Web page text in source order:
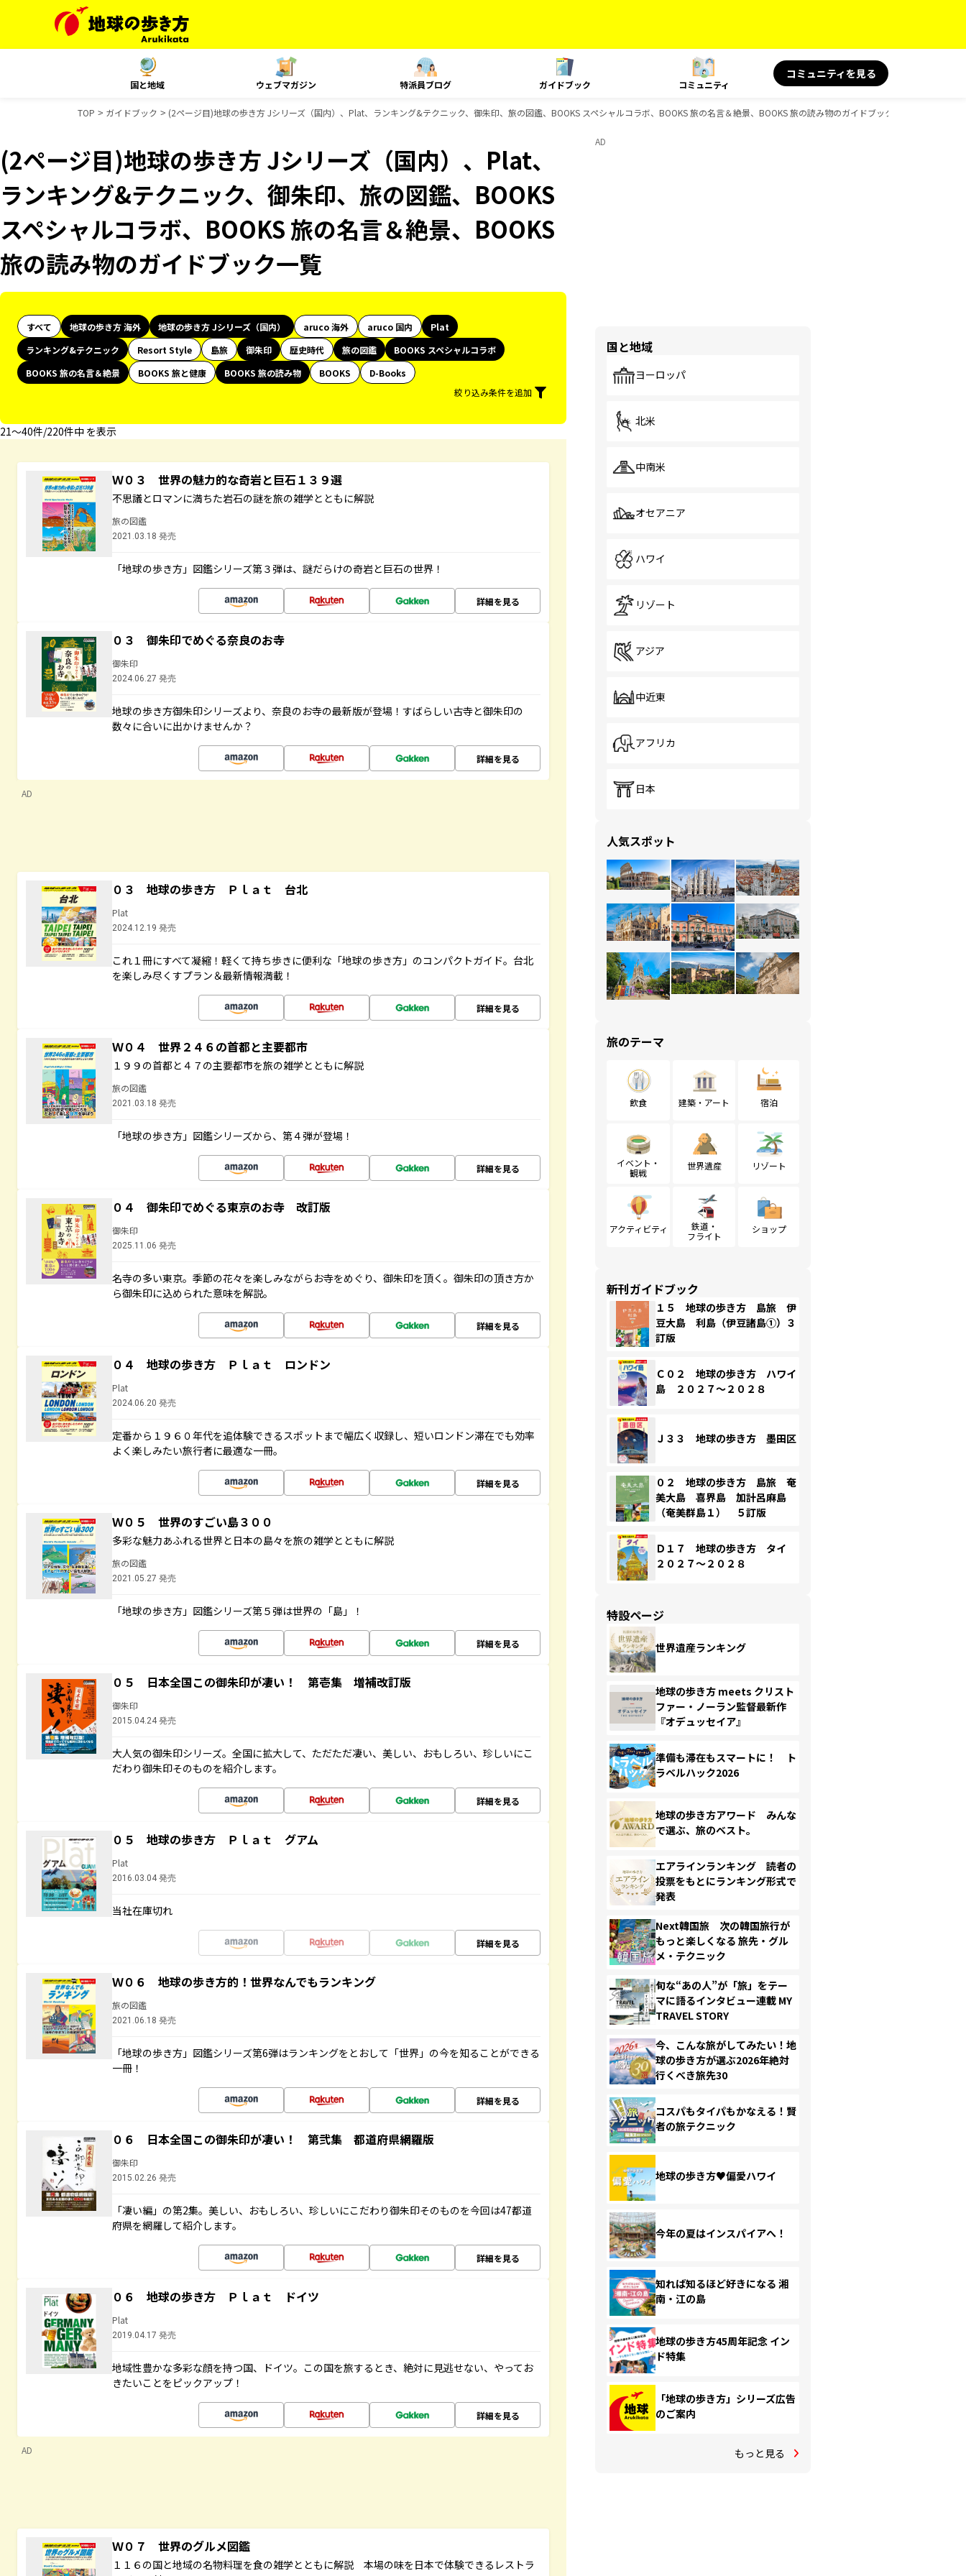
国と地域 ウェブマガジン 特派員ブログ ガイドブック コミュニティ
コミュニティを見る
TOP ガイドブック (2ページ目)地球の歩き方 Jシリーズ（国内）、Plat、ランキング&テクニック、御朱印、旅の図鑑、BOOKS スペシャルコラボ、BOOKS 旅の名言＆絶景、BOOKS 旅の読み物のガイドブック一覧
(2ページ目)地球の歩き方 Jシリーズ（国内）、Plat、
ランキング&テクニック、御朱印、旅の図鑑、BOOKS
スペシャルコラボ、BOOKS 旅の名言＆絶景、BOOKS
旅の読み物のガイドブック一覧
すべて 地球の歩き方 海外 地球の歩き方 Jシリーズ（国内） aruco 海外 aruco 国内
Plat
ランキング&テクニック
Resort Style 島旅 御朱印 歴史時代 旅の図鑑
BOOKS スペシャルコラボ
BOOKS 旅の名言＆絶景
BOOKS 旅と健康 BOOKS 旅の読み物 BOOKS
D-Books
絞り込み条件を追加
21〜40件/220件中 を表示
Ｗ０３ 世界の魅力的な奇岩と巨石１３９選
不思議とロマンに満ちた岩石の謎を旅の雑学とともに解説
旅の図鑑
2021.03.18 発売
「地球の歩き方」図鑑シリーズ第３弾は、謎だらけの奇岩と巨石の世界！
詳細を見る
０３ 御朱印でめぐる奈良のお寺
御朱印
2024.06.27 発売
地球の歩き方御朱印シリーズより、奈良のお寺の最新版が登場！すばらしい古寺と御朱印の
数々に合いに出かけませんか？
詳細を見る
AD
０３ 地球の歩き方 Ｐｌａｔ 台北
Plat
2024.12.19 発売
これ１冊にすべて凝縮！軽くて持ち歩きに便利な「地球の歩き方」のコンパクトガイド。台北
を楽しみ尽くすプラン＆最新情報満載！
詳細を見る
Ｗ０４ 世界２４６の首都と主要都市
１９９の首都と４７の主要都市を旅の雑学とともに解説
旅の図鑑
2021.03.18 発売
「地球の歩き方」図鑑シリーズから、第４弾が登場！
詳細を見る
０４ 御朱印でめぐる東京のお寺 改訂版
御朱印
2025.11.06 発売
名寺の多い東京。季節の花々を楽しみながらお寺をめぐり、御朱印を頂く。御朱印の頂き方か
ら御朱印に込められた意味を解説。
詳細を見る
０４ 地球の歩き方 Ｐｌａｔ ロンドン
Plat
2024.06.20 発売
定番から１９６０年代を追体験できるスポットまで幅広く収録し、短いロンドン滞在でも効率
よく楽しみたい旅行者に最適な一冊。
詳細を見る
Ｗ０５ 世界のすごい島３００
多彩な魅力あふれる世界と日本の島々を旅の雑学とともに解説
旅の図鑑
2021.05.27 発売
「地球の歩き方」図鑑シリーズ第５弾は世界の「島」！
詳細を見る
０５ 日本全国この御朱印が凄い！ 第壱集 増補改訂版
御朱印
2015.04.24 発売
大人気の御朱印シリーズ。全国に拡大して、ただただ凄い、美しい、おもしろい、珍しいにこ
だわり御朱印そのものを紹介します。
詳細を見る
０５ 地球の歩き方 Ｐｌａｔ グアム
Plat
2016.03.04 発売
当社在庫切れ
詳細を見る
Ｗ０６ 地球の歩き方的！世界なんでもランキング
旅の図鑑
2021.06.18 発売
「地球の歩き方」図鑑シリーズ第6弾はランキングをとおして「世界」の今を知ることができる
一冊！
詳細を見る
０６ 日本全国この御朱印が凄い！ 第弐集 都道府県網羅版
御朱印
2015.02.26 発売
「凄い編」の第2集。美しい、おもしろい、珍しいにこだわり御朱印そのものを今回は47都道
府県を網羅して紹介します。
詳細を見る
０６ 地球の歩き方 Ｐｌａｔ ドイツ
Plat
2019.04.17 発売
地域性豊かな多彩な顔を持つ国、ドイツ。この国を旅するとき、絶対に見逃せない、やってお
きたいことをピックアップ！
詳細を見る
AD
Ｗ０７ 世界のグルメ図鑑
１１６の国と地域の名物料理を食の雑学とともに解説 本場の味を日本で体験できるレストラ
AD
国と地域
ヨーロッパ
北米
中南米
オセアニア
ハワイ
リゾート
アジア
中近東
アフリカ
日本
人気スポット
旅のテーマ
飲食 建築・アート 宿泊
イベント・
観戦
世界遺産 リゾート
アクティビティ
鉄道・
フライト
ショップ
新刊ガイドブック
１５ 地球の歩き方 島旅 伊
豆大島 利島（伊豆諸島①）３
訂版
Ｃ０２ 地球の歩き方 ハワイ
島 ２０２７～２０２８
Ｊ３３ 地球の歩き方 墨田区
０２ 地球の歩き方 島旅 奄
美大島 喜界島 加計呂麻島
（奄美群島１） ５訂版
Ｄ１７ 地球の歩き方 タイ
２０２７～２０２８
特設ページ
世界遺産ランキング
地球の歩き方 meets クリスト
ファー・ノーラン監督最新作
『オデュッセイア』
準備も滞在もスマートに！ ト
ラベルハック2026
地球の歩き方アワード みんな
で選ぶ、旅のベスト。
エアラインランキング 読者の
投票をもとにランキング形式で
発表
Next韓国旅 次の韓国旅行が
もっと楽しくなる 旅先・グル
メ・テクニック
旬な“あの人”が「旅」をテー
マに語るインタビュー連載 MY
TRAVEL STORY
今、こんな旅がしてみたい！地
球の歩き方が選ぶ2026年絶対
行くべき旅先30
コスパもタイパもかなえる！賢
者の旅テクニック
地球の歩き方♥偏愛ハワイ
今年の夏はインスパイアへ！
知れば知るほど好きになる 湘
南・江の島
地球の歩き方45周年記念 イン
ド特集
「地球の歩き方」シリーズ広告
のご案内
もっと見る